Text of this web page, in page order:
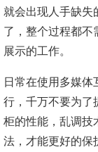
就会出现人手缺失
了，整个过程都不
展示的工作。
日常在使用多媒
行，千万不要为了
柜的性能，乱调技
法，才能更好的保